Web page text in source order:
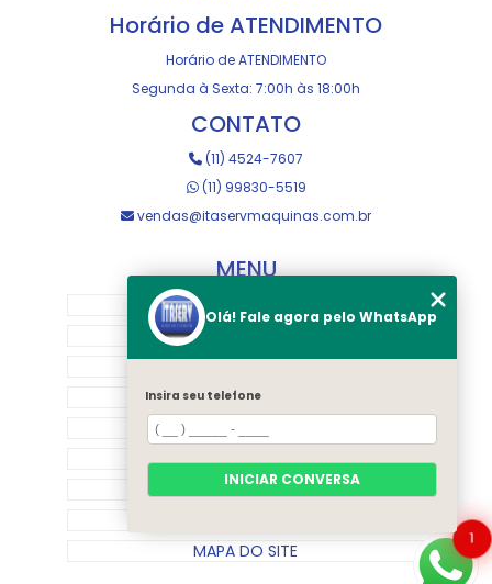
Horário de ATENDIMENTO
Horário de ATENDIMENTO
Segunda à Sexta: 7:00h às 18:00h
CONTATO
(11) 4524-7607
(11) 99830-5519
vendas@itaservmaquinas.com.br
MENU
MANUTENÇÃO E USINAGEM
LOJA
EQUIPAMENTOS
RASTREAMENTO
CONTATO
MAPA DO SITE
1
Olá! Fale agora pelo WhatsApp
Insira seu telefone
INICIAR CONVERSA